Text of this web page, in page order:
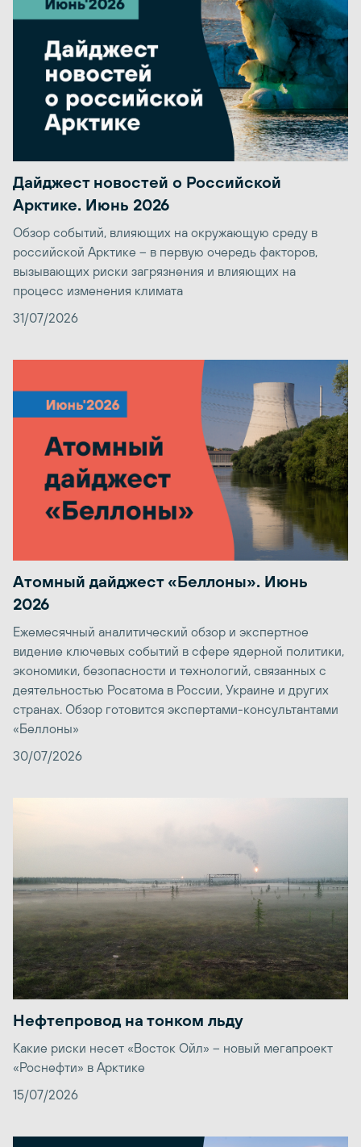
Дайджест новостей о Российской
Арктике. Июнь 2026
Обзор событий, влияющих на окружающую среду в
российской Арктике – в первую очередь факторов,
вызывающих риски загрязнения и влияющих на
процесс изменения климата
31/07/2026
Атомный дайджест «Беллоны». Июнь
2026
Ежемесячный аналитический обзор и экспертное
видение ключевых событий в сфере ядерной политики,
экономики, безопасности и технологий, связанных с
деятельностью Росатома в России, Украине и других
странах. Обзор готовится экспертами-консультантами
«Беллоны»
30/07/2026
Нефтепровод на тонком льду
Какие риски несет «Восток Ойл» – новый мегапроект
«Роснефти» в Арктике
15/07/2026